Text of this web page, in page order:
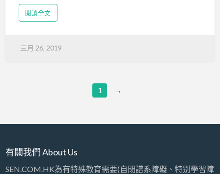
孩子在歌曲中特定位置…
度活躍的小朋友，在接受言語治療時往往難以專注，
卻要用上10至15分鐘才能讓孩子冷靜，會浪費課堂時
間，這時便會應用一些催眠技巧，幫助他們縮短冷靜
時間，提升學習效益。」她強調，課堂安排會較彈
加入催眠暗示
閱讀全文
三月 26, 2019
1 →
有關我們 About Us
SEN.COM.HK為有特殊教育需要(自閉譜系障礙、特别學習障